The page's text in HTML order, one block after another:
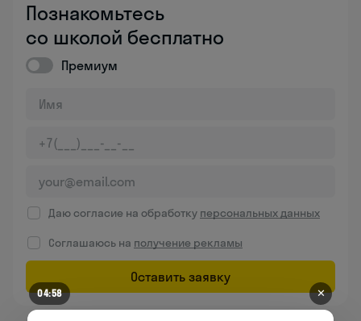
Познакомьтесь
со школой бесплатно
Премиум
Даю согласие на обработку персональных данных
Соглашаюсь на получение рекламы
Оставить заявку
04:58 ✕